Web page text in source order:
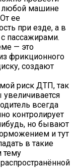
любой машине
ее
при езде, а в
пассажирами.
— это
фрикционного
создают
риск ДТП, так
увеличивается
всегда
контролирует
но бывают
и тут
в такие
тему